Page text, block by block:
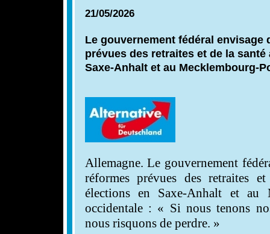
21/05/2026
Le gouvernement fédéral envisage
prévues des retraites et de la
Saxe-Anhalt et au Mecklembourg-
Allemagne. Le gouvernement
réformes prévues des retraites
élections en Saxe-Anhalt et au
occidentale : « Si nous tenons
nous risquons de perdre. »